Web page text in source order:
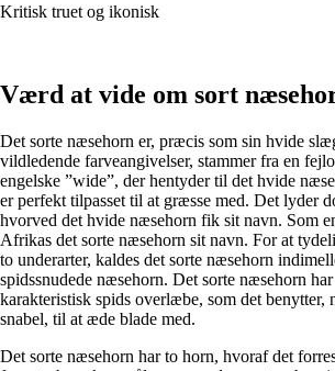
Kritisk truet og ikonisk
Værd at vide om sort
Det sorte næsehorn er, præcis som sin hvide
vildledende farveangivelser, stammer fra en
engelske ”wide”, der hentyder til det hvide
er perfekt tilpasset til at græsse med. Det lyder
hvorved det hvide næsehorn fik sit navn. Som
Afrikas det sorte næsehorn sit navn. For at
to underarter, kaldes det sorte næsehorn
spidssnudede næsehorn. Det sorte næsehorn
karakteristisk spids overlæbe, som det benytter,
snabel, til at æde blade med.
Det sorte næsehorn har to horn, hvoraf det